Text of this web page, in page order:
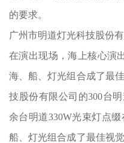
的要求。
广州市明道灯光科技股份
在演出现场，海上核心演
海、船、灯光组合成了最
技股份有限公司的300台
余台明道330W光束灯点
船、灯光组合成了最佳视